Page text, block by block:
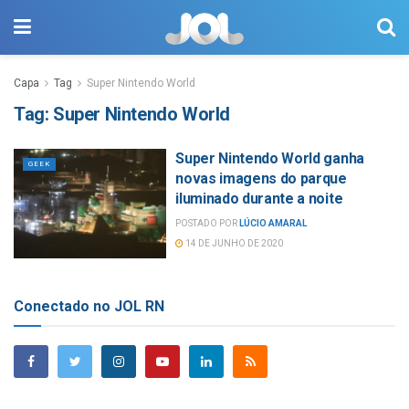
Capa Tag Super Nintendo World
Tag: Super Nintendo World
GEEK
Super Nintendo World ganha
novas imagens do parque
iluminado durante a noite
POSTADO POR LÚCIO AMARAL
14 DE JUNHO DE 2020
Conectado no JOL RN